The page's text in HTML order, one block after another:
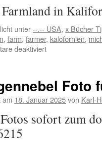
Farmland in
unter--.-- USA, x Bücher
, farm, farmer, kalofornien,
deaktiviertfür
Kaliforniens
Traum
Glück
Foto
am 18. Januar 2025von Karl-
sofort zum